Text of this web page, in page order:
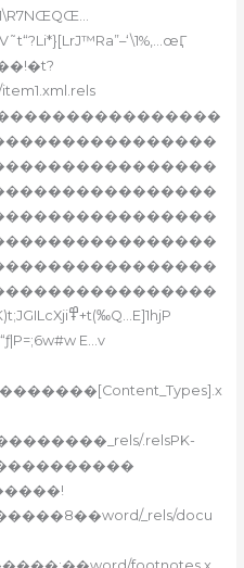
���������ŒϱŠ0hoœPK)t;JGILcXji߾+t(‰Q…E]1hjP
E…v
.relsPK-
_rels/docu